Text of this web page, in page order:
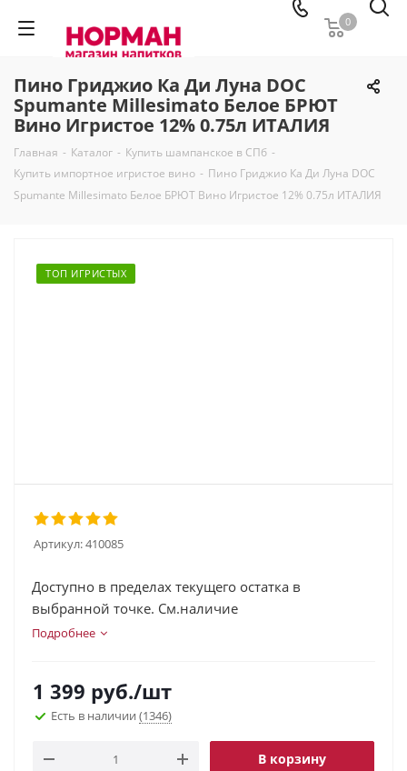
0
Пино Гриджио Ка Ди Луна DOC
Spumante Millesimato Белое БРЮТ
Вино Игристое 12% 0.75л ИТАЛИЯ
Главная - Каталог - Купить шампанское в СПб -
Купить импортное игристое вино - Пино Гриджио Ка Ди Луна DOC
Spumante Millesimato Белое БРЮТ Вино Игристое 12% 0.75л ИТАЛИЯ
ТОП ИГРИСТЫХ
Артикул:410085
Доступно в пределах текущего остатка в
выбранной точке. См.наличие
Подробнее
1 399 руб./шт
Есть в наличии (1346)
В корзину